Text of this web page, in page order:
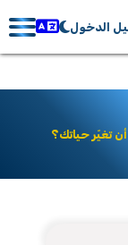
الدخول
تغيّر حياتك؟